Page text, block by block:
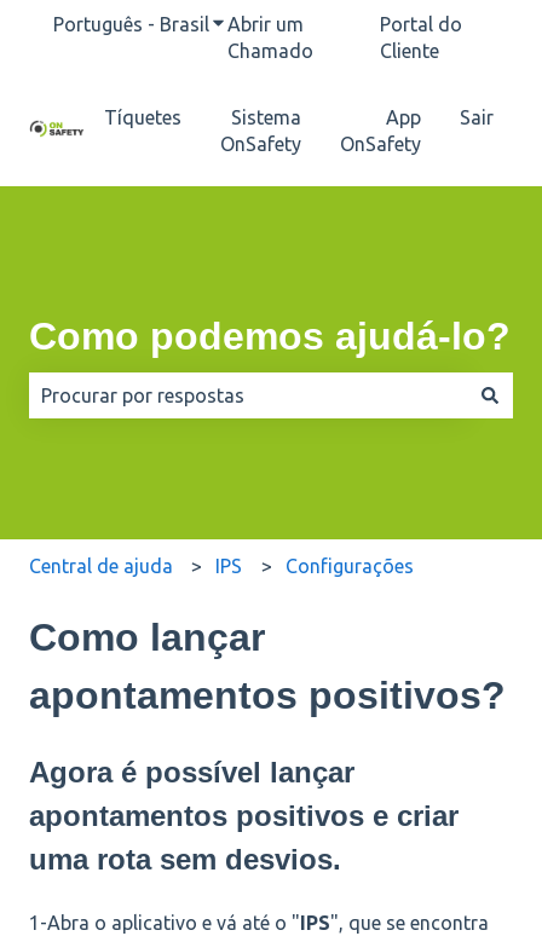
Português - BrasilMostrar submenu para traduções
Abrir um
Chamado
Portal do
Cliente
Tíquetes
Sistema
OnSafety
App
OnSafety
Sair
Como podemos ajudá-lo?
Central de ajuda IPS Configurações
Como lançar
apontamentos positivos?
Agora é possível lançar
apontamentos positivos e criar
uma rota sem desvios.
1-Abra o aplicativo e vá até o "IPS", que se encontra